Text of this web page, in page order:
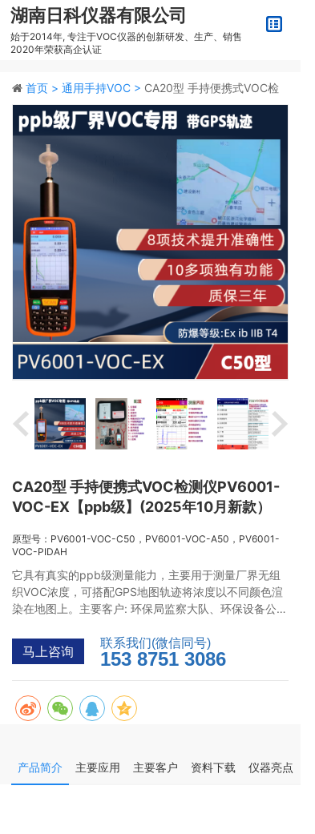
湖南日科仪器有限公司
始于2014年, 专注于VOC仪器的创新研发、生产、销售
2020年荣获高企认证
首页 > 通用手持VOC > CA20型 手持便携式VOC检
测仪PV6001-VOC-EX【ppb级】(2025年10月新款）
CA20型 手持便携式VOC检测仪PV6001-
VOC-EX【ppb级】(2025年10月新款）
原型号：PV6001-VOC-C50，PV6001-VOC-A50，PV6001-
VOC-PIDAH
它具有真实的ppb级测量能力，主要用于测量厂界无组
织VOC浓度，可搭配GPS地图轨迹将浓度以不同颜色渲
染在地图上。主要客户: 环保局监察大队、环保设备公司
马上咨询 联系我们(微信同号)
153 8751 3086
产品简介 主要应用 主要客户 资料下载 仪器亮点